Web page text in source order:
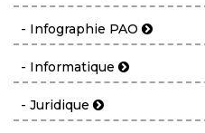
- Infographie PAO
- Informatique
- Juridique